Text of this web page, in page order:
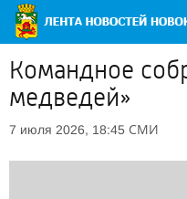
Командное
медведей»
7 июля 2026, 18:45 СМИ